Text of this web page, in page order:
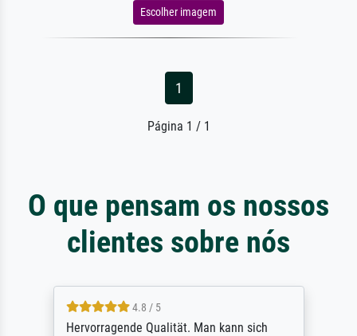
Escolher imagem
1
Página 1 / 1
O que pensam os nossos
clientes sobre nós
So, I ordered a large print of The